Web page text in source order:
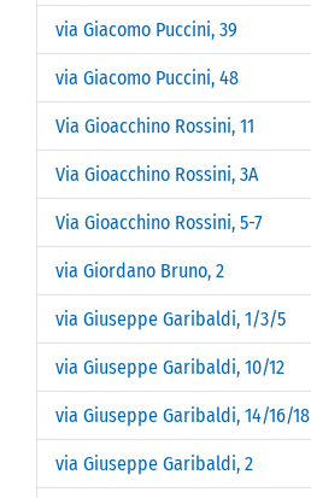
via Giacomo Puccini, 39
via Giacomo Puccini, 48
Via Gioacchino Rossini, 11
Via Gioacchino Rossini, 3A
Via Gioacchino Rossini, 5-7
via Giordano Bruno, 2
via Giuseppe Garibaldi, 1/3/5
via Giuseppe Garibaldi, 10/12
via Giuseppe Garibaldi, 14/16/18
via Giuseppe Garibaldi, 2